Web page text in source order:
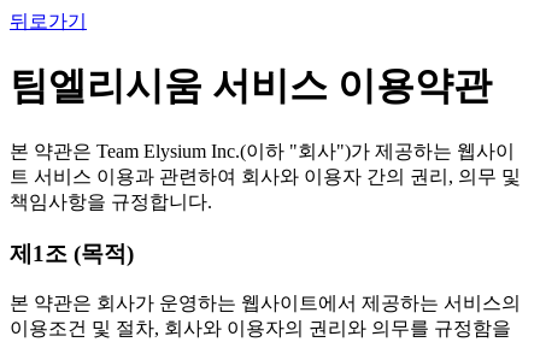
뒤로가기
팀엘리시움 서비스 이용약관
본 약관은 Team Elysium Inc.(이하 "회사")가 제공하는 웹사이
트 서비스 이용과 관련하여 회사와 이용자 간의 권리, 의무 및
책임사항을 규정합니다.
제1조 (목적)
본 약관은 회사가 운영하는 웹사이트에서 제공하는 서비스의
이용조건 및 절차, 회사와 이용자의 권리와 의무를 규정함을